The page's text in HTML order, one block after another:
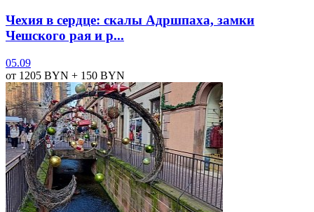
Чехия в сердце: скалы Адршпаха, замки
Чешского рая и р...
05.09
от 1205 BYN + 150 BYN